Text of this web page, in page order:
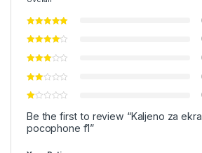
Be the first to review “Kaljeno za
pocophone f1”